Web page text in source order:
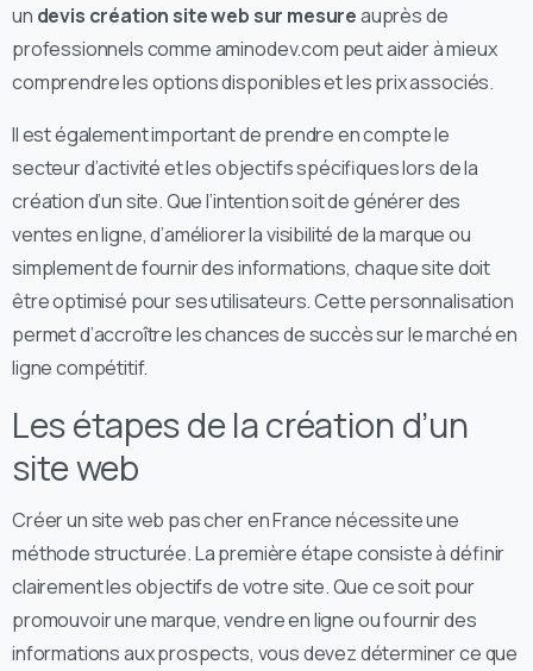
un devis création site web sur mesureauprès de
professionnels comme aminodev.com peut aider à mieux
comprendre les options disponibles et les prix associés.
Il est également important de prendre en compte le
secteur d’activité et les objectifs spécifiques lors de la
création d’un site. Que l’intention soit de générer des
ventes en ligne, d’améliorer la visibilité de la marque ou
simplement de fournir des informations, chaque site doit
être optimisé pour ses utilisateurs. Cette personnalisation
permet d’accroître les chances de succès sur le marché en
ligne compétitif.
Les étapes de la création d’un
site web
Créer un site web pas cher en France nécessite une
méthode structurée. La première étape consiste à définir
clairement les objectifs de votre site. Que ce soit pour
promouvoir une marque, vendre en ligne ou fournir des
informations aux prospects, vous devez déterminer ce que